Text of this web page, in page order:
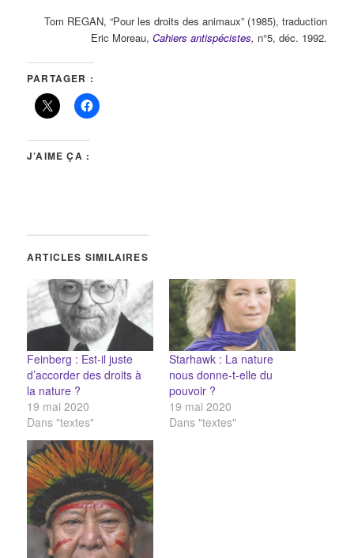
Tom REGAN, “Pour les droits des animaux” (1985), traduction
Eric Moreau, Cahiers antispécistes, n°5, déc. 1992.
PARTAGER :
J’AIME ÇA :
ARTICLES SIMILAIRES
Feinberg : Est-il juste
d’accorder des droits à
la nature ?
19 mai 2020
Dans "textes"
Starhawk : La nature
nous donne-t-elle du
pouvoir ?
19 mai 2020
Dans "textes"